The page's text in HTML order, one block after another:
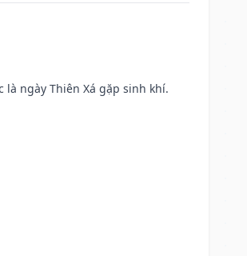
ngày Thiên Xá gặp sinh khí.